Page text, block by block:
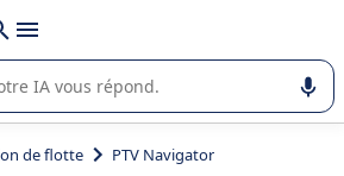
avec
dans l'utilisation ou la sélection de
de flotte PTV Navigator